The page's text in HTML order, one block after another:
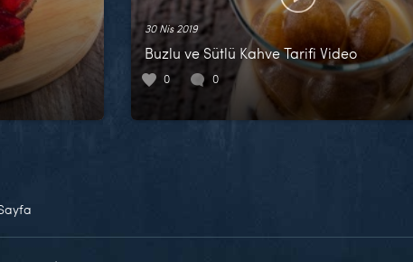
30 Nis 2019
Buzlu ve Sütlü Kahve Tarifi Video
0 0